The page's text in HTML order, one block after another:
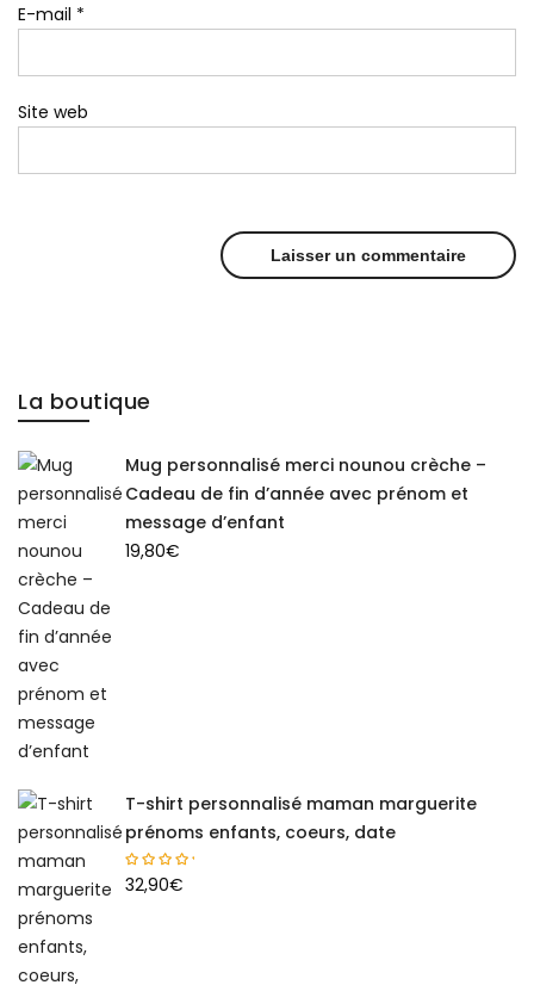
E-mail *
Site web
La boutique
Mug personnalisé merci nounou crèche –
Cadeau de fin d’année avec prénom et
message d’enfant
19,80€
T-shirt personnalisé maman marguerite
prénoms enfants, coeurs, date
32,90€